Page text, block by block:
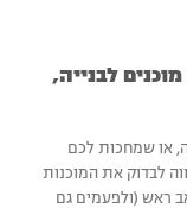
לבנייה,
או שמחכות לכם
לבדוק את המוכנות
ראש (ולפעמים גם